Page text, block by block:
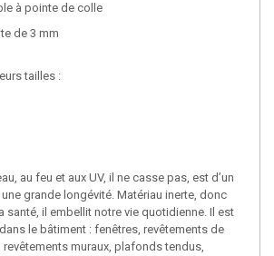
à pointe de colle
de 3 mm
tailles :
au feu et aux UV, il ne casse pas, est d’un
grande longévité. Matériau inerte, donc
santé, il embellit notre vie quotidienne. Il est
le bâtiment : fenêtres, revêtements de
muraux, plafonds tendus,